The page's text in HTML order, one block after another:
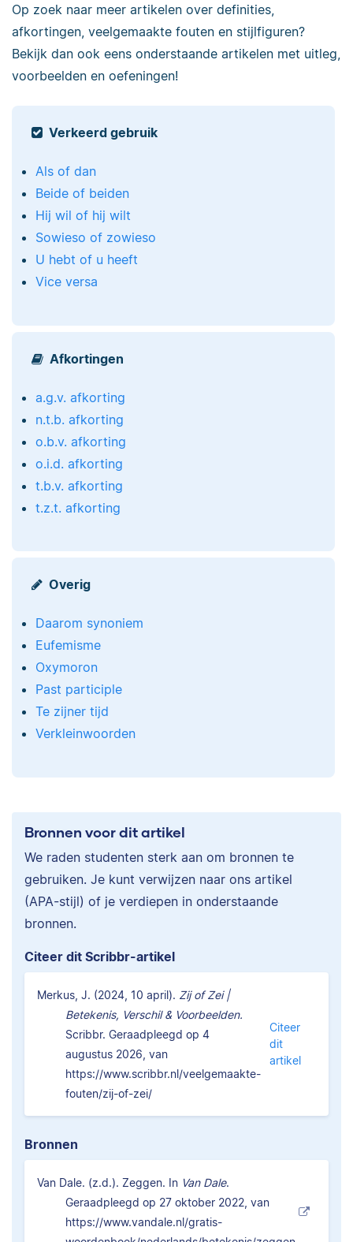
Op zoek naar meer artikelen over definities,
afkortingen, veelgemaakte fouten en stijlfiguren?
Bekijk dan ook eens onderstaande artikelen met uitleg,
voorbeelden en oefeningen!
Verkeerd gebruik
Als of dan
Beide of beiden
Hij wil of hij wilt
Sowieso of zowieso
U hebt of u heeft
Vice versa
Afkortingen
a.g.v. afkorting
n.t.b. afkorting
o.b.v. afkorting
o.i.d. afkorting
t.b.v. afkorting
t.z.t. afkorting
Overig
Daarom synoniem
Eufemisme
Oxymoron
Past participle
Te zijner tijd
Verkleinwoorden
Bronnen voor dit artikel
We raden studenten sterk aan om bronnen te
gebruiken. Je kunt verwijzen naar ons artikel
(APA-stijl) of je verdiepen in onderstaande
bronnen.
Citeer dit Scribbr-artikel
Merkus, J. (2024, 10 april). Zij of Zei |
Betekenis, Verschil & Voorbeelden.
Scribbr. Geraadpleegd op 4
augustus 2026, van
https://www.scribbr.nl/veelgemaakte-
fouten/zij-of-zei/
Citeer
dit
artikel
Bronnen
Van Dale. (z.d.). Zeggen. In Van Dale.
Geraadpleegd op 27 oktober 2022, van
https://www.vandale.nl/gratis-